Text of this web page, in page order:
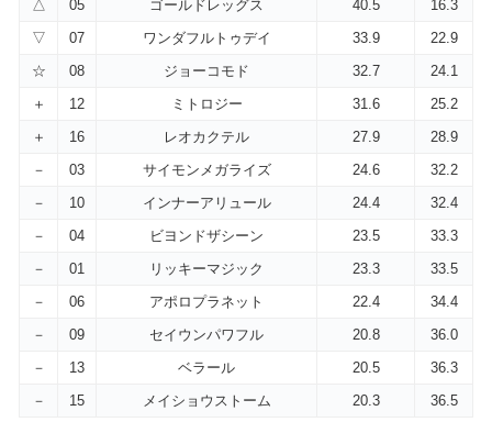
△
05 ゴールドレッグス 40.5
16.3
▽
07 ワンダフルトゥデイ 33.9
22.9
☆
08 ジョーコモド 32.7
24.1
＋
12 ミトロジー 31.6
25.2
＋
16 レオカクテル 27.9
28.9
－
03 サイモンメガライズ 24.6
32.2
－
10 インナーアリュール 24.4
32.4
－
04 ビヨンドザシーン 23.5
33.3
－
01 リッキーマジック 23.3
33.5
－
06 アポロプラネット 22.4
34.4
－
09 セイウンパワフル 20.8
36.0
－
13 ベラール 20.5
36.3
－
15 メイショウストーム 20.3 36.5